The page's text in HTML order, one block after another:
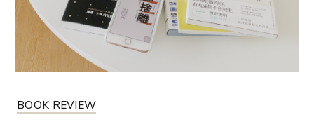
影響而奪回人生的自主權。在這篇文章是⋯
BOOK REVIEW